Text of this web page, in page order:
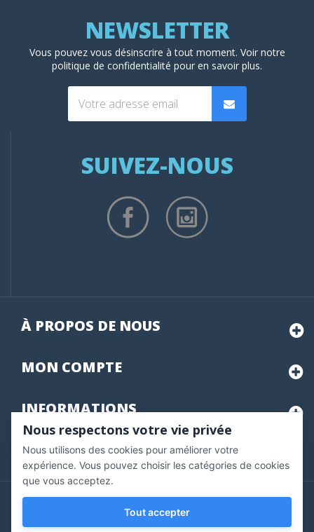
Vous pouvez vous désinscrire à tout moment. Voir notre
politique de confidentialité pour en savoir plus.
SUIVEZ-NOUS
À PROPOS DE NOUS
MON COMPTE
INFORMATIONS
Marchand approuvé par la Société des Avis Garantis,
pour vérifier .
Copyright © 2020 Vernazobres Grego - tous droits
réservés.
Nous respectons votre vie privée
Nous utilisons des cookies pour améliorer votre
expérience. Vous pouvez choisir les catégories de cookies
que vous acceptez.
Tout accepter